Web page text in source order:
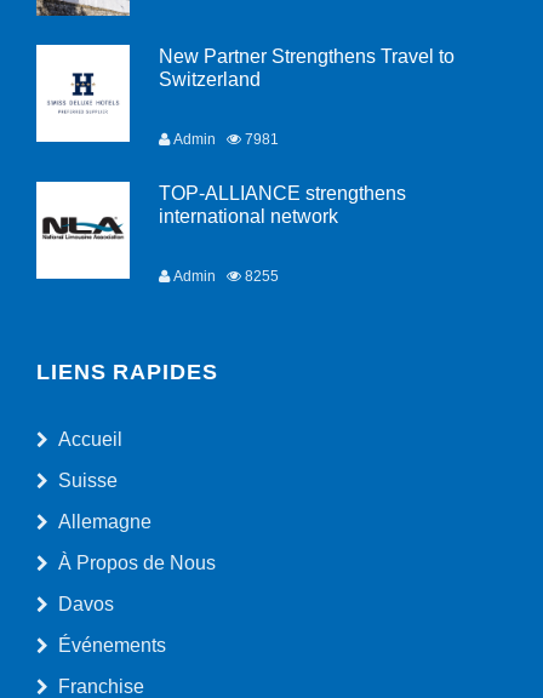
New Partner Strengthens Travel to
Switzerland
Admin 7981
TOP-ALLIANCE strengthens
international network
Admin 8255
LIENS RAPIDES
Accueil
Suisse
Allemagne
À Propos de Nous
Davos
Événements
Franchise